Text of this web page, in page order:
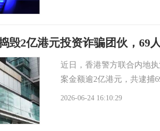
毁2亿港元投资诈骗团伙，69
近日，香港警方联合内地
案金额逾2亿港元，共逮捕
2026-06-24 16:10:29